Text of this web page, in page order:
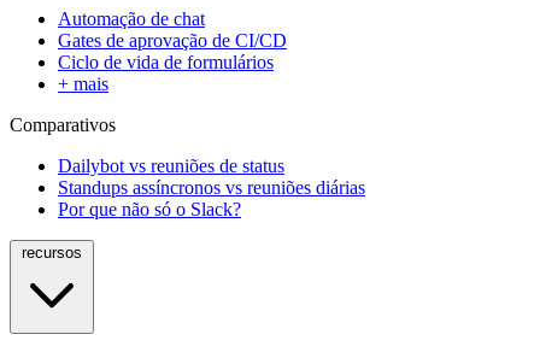
Automação de chat
Gates de aprovação de CI/CD
Ciclo de vida de formulários
+ mais
Comparativos
Dailybot vs reuniões de status
Standups assíncronos vs reuniões diárias
Por que não só o Slack?